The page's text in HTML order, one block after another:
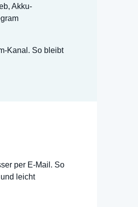
Akku-
Kanal. So bleibt
per E-Mail. So
leicht